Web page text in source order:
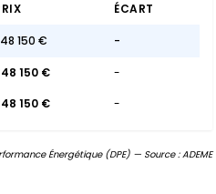
ÉCART
150 € -
150 €
-
150 € -
Énergétique (DPE) — Source : ADEME